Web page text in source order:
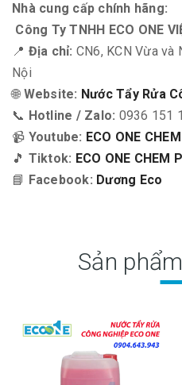
Nhà cung cấp chính hãng:
Công Ty TNHH ECO ONE
📍 Địa chỉ: CN6, KCN Vừa và
Nội
🌐 Website: Nước Tẩy Rửa
📞 Hotline / Zalo: 0936 151
📹 Youtube: ECO ONE
🎵 Tiktok: ECO ONE CHEM
📘 Facebook: Dương Eco
Sản